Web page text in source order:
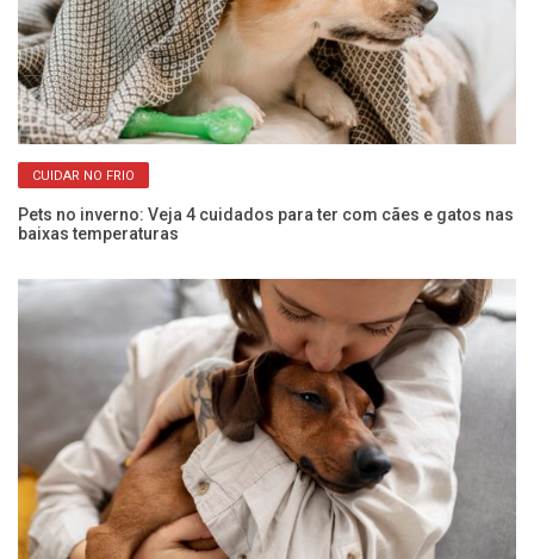
CUIDAR NO FRIO
Pets no inverno: Veja 4 cuidados para ter com cães e gatos nas
baixas temperaturas